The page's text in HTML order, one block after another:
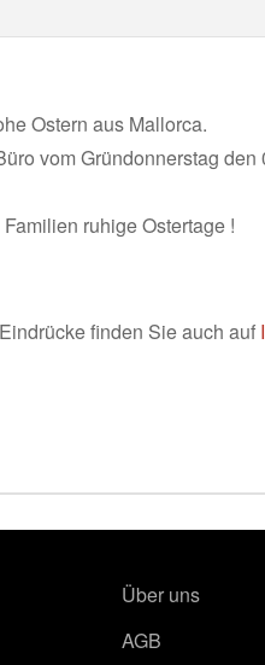
Ostern aus Mallorca.
vom Gründonnerstag
ruhige Ostertage !
finden Sie auch auf
Über uns
AGB